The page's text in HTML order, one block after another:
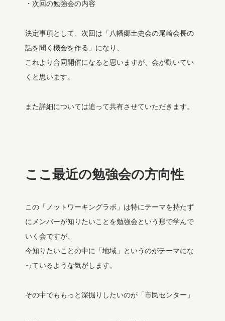
・次回の勉強会の内容
決定事項として、次回は「八幡郷土史会の尾崎会長の
話を聞く機会を作る」になり、
これより合同開催になると思いますが、会が動いてい
くと思います。
また詳細については追って共有させていただきます。
ここ最近の勉強会の方向性
この「ノットワーキングラボ」は特にテーマを持たず
にメンバーが知りたいことを勉強会という形で学んで
いく会ですが、
今知りたいことの中に「地域」というのがテーマにな
っているような気がします。
その中でももっと深掘りしたいのが「市民センター」